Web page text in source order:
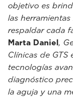
objetivo es
las
respaldar cada
Marta Daniel,
Clínicas de GTS
tecnologías
diagnóstico
la aguja y una